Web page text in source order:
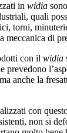
in widia
quali
torni,
meccanica di
con il widia
prevedono
anche la
con
non si